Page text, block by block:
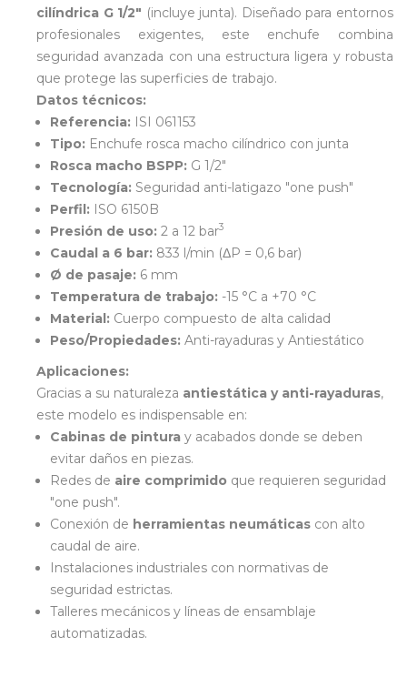
cilíndrica G 1/2" (incluye junta). Diseñado para entornos
profesionales exigentes, este enchufe combina
seguridad avanzada con una estructura ligera y robusta
que protege las superficies de trabajo.
Datos técnicos:
Referencia: ISI 061153
Tipo: Enchufe rosca macho cilíndrico con junta
Rosca macho BSPP: G 1/2"
Tecnología: Seguridad anti-latigazo "one push"
Perfil: ISO 6150B
Presión de uso: 2 a 12 bar3
Caudal a 6 bar: 833 l/min (ΔP = 0,6 bar)
Ø de pasaje: 6 mm
Temperatura de trabajo: -15 °C a +70 °C
Material: Cuerpo compuesto de alta calidad
Peso/Propiedades: Anti-rayaduras y Antiestático
Aplicaciones:
Gracias a su naturaleza antiestática y anti-rayaduras,
este modelo es indispensable en:
Cabinas de pintura y acabados donde se deben
evitar daños en piezas.
Redes de aire comprimido que requieren seguridad
"one push".
Conexión de herramientas neumáticas con alto
caudal de aire.
Instalaciones industriales con normativas de
seguridad estrictas.
Talleres mecánicos y líneas de ensamblaje
automatizadas.